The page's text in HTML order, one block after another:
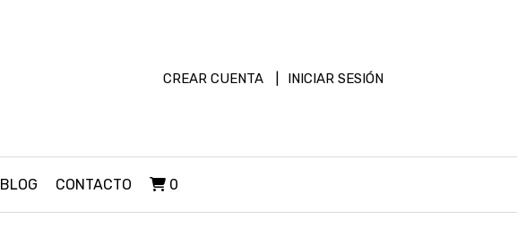
CREAR CUENTA INICIAR SESIÓN
BLOG CONTACTO 0